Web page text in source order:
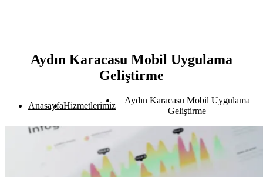
Aydın Karacasu Mobil Uygulama
Geliştirme
AnasayfaHizmetlerimiz
Aydın Karacasu Mobil Uygulama
Geliştirme